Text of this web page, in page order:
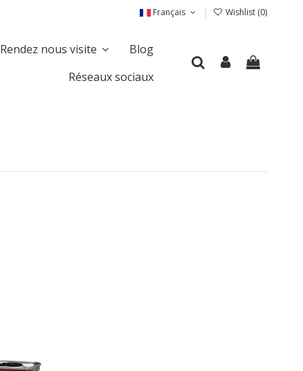
Français Wishlist (0)
Rendez nous visite
Blog
Réseaux sociaux